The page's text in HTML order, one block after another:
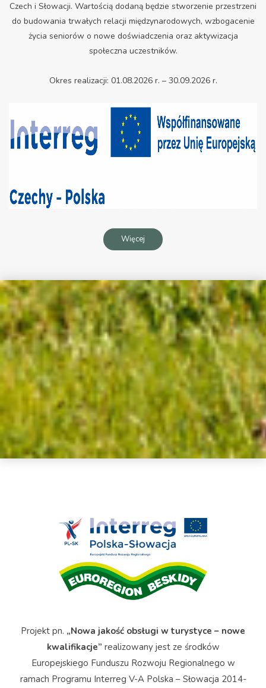
Czech i Słowacji. Wartością dodaną będzie stworzenie przestrzeni
do budowania trwałych relacji międzynarodowych, wzbogacenie
życia seniorów o nowe doświadczenia oraz aktywizacja
społeczna uczestników.
Okres realizacji: 01.08.2026 r. – 30.09.2026 r.
Więcej
Projekt pn. „Nowa jakość obsługi w turystyce – nowe
kwalifikacje” realizowany jest ze środków
Europejskiego Funduszu Rozwoju Regionalnego w
ramach Programu Interreg V-A Polska – Słowacja 2014-